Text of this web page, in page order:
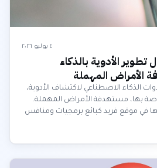
٤ يوليو ٢٠٢٦
الأدوية بالذكاء
الأمراض المهملة
الذكاء الاصطناعي لاكتشاف الأدوية،
بها، مستهدفة الأمراض المهملة.
في موقع فريد كبائع برمجيات ومنافس
الأدوية المصممة بالذكاء الاصطناعي